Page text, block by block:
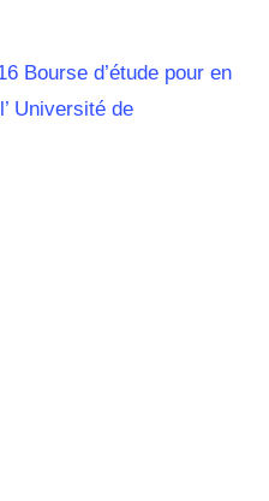
Bourse d’étude pour en
Université de